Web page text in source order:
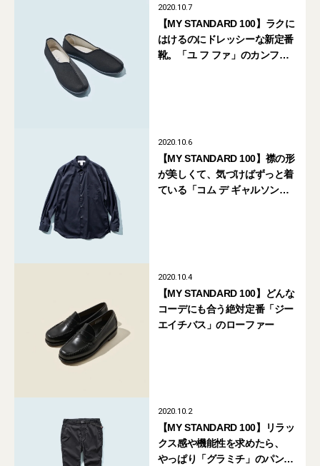
2020.10.7
【MY STANDARD 100】ラクに
はけるのにドレッシーな新定番
靴。「ユ フ ファ」のカンフー
2020.10.6
【MY STANDARD 100】襟の形
が美しくて、気づけばずっと着
ている「コム デ ギャルソン・
2020.10.4
【MY STANDARD 100】どんな
コーデにも合う絶対定番「ジー
エイチバス」のローファー
2020.10.2
【MY STANDARD 100】リラッ
クス感や機能性を求めたら、
やっぱり「グラミチ」のパンツ